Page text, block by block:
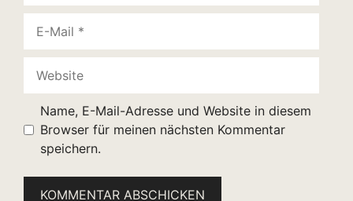
Mail
Name, E-Mail-Adresse und Website in diesem
Browser für meinen nächsten Kommentar
speichern.